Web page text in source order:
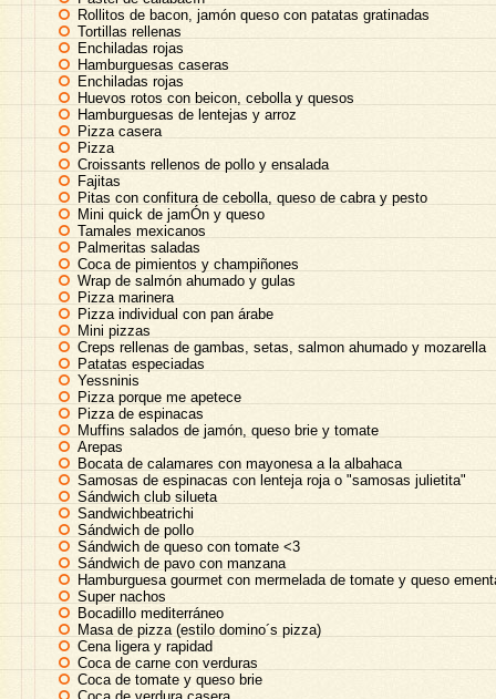
Rollitos de bacon, jamón queso con patatas gratinadas
Tortillas rellenas
Enchiladas rojas
Hamburguesas caseras
Enchiladas rojas
Huevos rotos con beicon, cebolla y quesos
Hamburguesas de lentejas y arroz
Pizza casera
Pizza
Croissants rellenos de pollo y ensalada
Fajitas
Pitas con confitura de cebolla, queso de cabra y pesto
Mini quick de jamÓn y queso
Tamales mexicanos
Palmeritas saladas
Coca de pimientos y champiñones
Wrap de salmón ahumado y gulas
Pizza marinera
Pizza individual con pan árabe
Mini pizzas
Creps rellenas de gambas, setas, salmon ahumado y mozarella
Patatas especiadas
Yessninis
Pizza porque me apetece
Pizza de espinacas
Muffins salados de jamón, queso brie y tomate
Arepas
Bocata de calamares con mayonesa a la albahaca
Samosas de espinacas con lenteja roja o "samosas julietita"
Sándwich club silueta
Sandwichbeatrichi
Sándwich de pollo
Sándwich de queso con tomate <3
Sándwich de pavo con manzana
Hamburguesa gourmet con mermelada de tomate y queso
Super nachos
Bocadillo mediterráneo
Masa de pizza (estilo domino´s pizza)
Cena ligera y rapidad
Coca de carne con verduras
Coca de tomate y queso brie